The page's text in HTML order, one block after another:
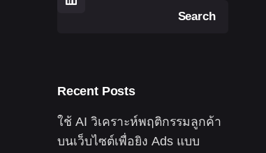
Search
Recent Posts
ใช้ AI วิเคราะห์พฤติกรรมลูกค้า
บนเว็บไซต์เพื่อยิง Ads แบบ